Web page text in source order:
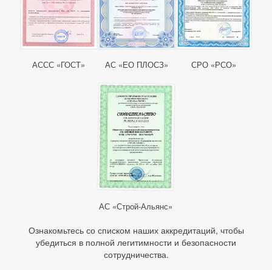
АССС «ГОСТ» АС «ЕО ПЛОСЗ» СРО «РСО»
АС «Строй-Альянс»
Ознакомьтесь со списком наших аккредитаций, чтобы
убедиться в полной легитимности и безопасности
сотрудничества.